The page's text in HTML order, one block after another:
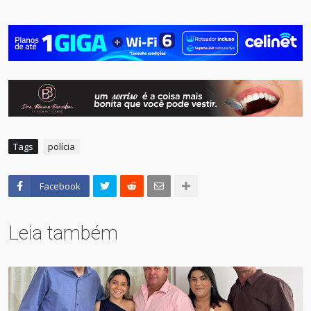
Tags polícia
Facebook
Leia também